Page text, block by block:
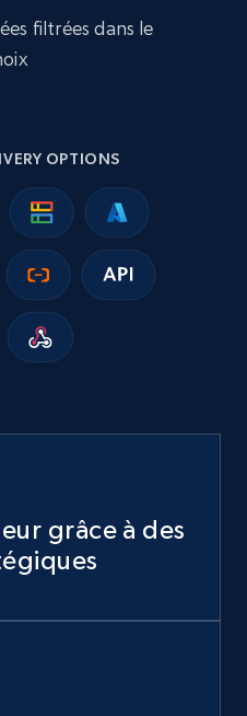
Buy Now
Variations, and
Reviews count, and
filtrées dans le
OPTIONS
grâce à des